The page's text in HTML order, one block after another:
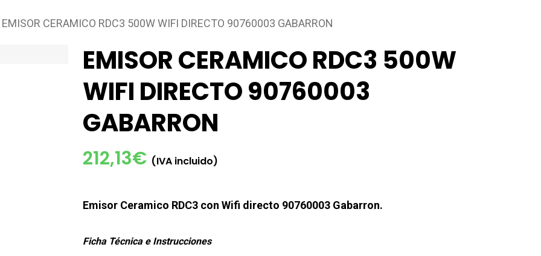
EMISOR CERAMICO RDC3 500W WIFI DIRECTO 90760003 GABARRON
EMISOR CERAMICO RDC3 500W
WIFI DIRECTO 90760003
GABARRON
212,13€ (IVA incluido)
Emisor Ceramico RDC3 con Wifi directo 90760003 Gabarron.
Ficha Técnica e Instrucciones